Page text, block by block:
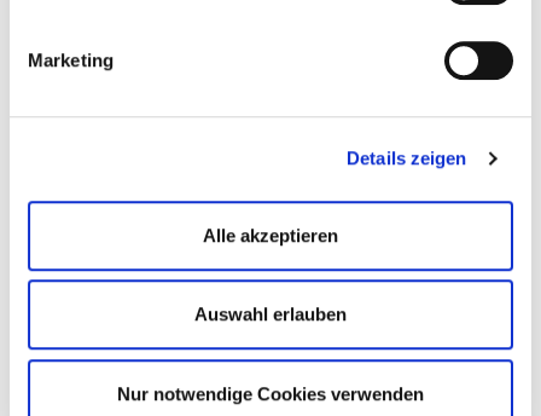
Nutzung können Sie jederzeit wieder über die Cookie -
Marketing
Details zeigen
Alle akzeptieren
Auswahl erlauben
Nur notwendige Cookies verwenden